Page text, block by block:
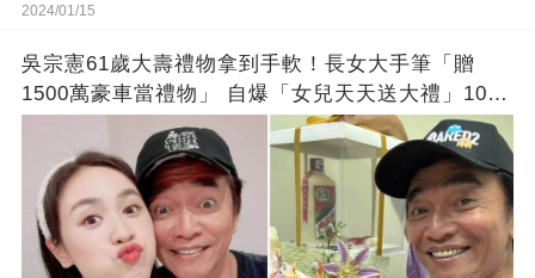
2024/01/15
吳宗憲61歲大壽禮物拿到手軟！長女大手筆「贈
1500萬豪車當禮物」 自爆「女兒天天送大禮」10年
徒弟也不甘示弱!